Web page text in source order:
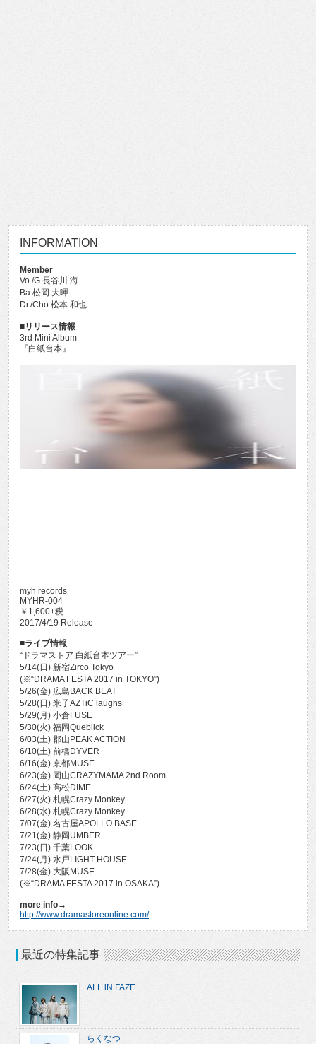
INFORMATION
Member
Vo./G.長谷川 海
Ba.松岡 大暉
Dr./Cho.松本 和也
■リリース情報
3rd Mini Album
『白紙台本』
myh records
MYHR-004
￥1,600+税
2017/4/19 Release
■ライブ情報
“ドラマストア 白紙台本ツアー”
5/14(日) 新宿Zirco Tokyo
(※“DRAMA FESTA 2017 in TOKYO”)
5/26(金) 広島BACK BEAT
5/28(日) 米子AZTiC laughs
5/29(月) 小倉FUSE
5/30(火) 福岡Queblick
6/03(土) 郡山PEAK ACTION
6/10(土) 前橋DYVER
6/16(金) 京都MUSE
6/23(金) 岡山CRAZYMAMA 2nd Room
6/24(土) 高松DIME
6/27(火) 札幌Crazy Monkey
6/28(水) 札幌Crazy Monkey
7/07(金) 名古屋APOLLO BASE
7/21(金) 静岡UMBER
7/23(日) 千葉LOOK
7/24(月) 水戸LIGHT HOUSE
7/28(金) 大阪MUSE
(※“DRAMA FESTA 2017 in OSAKA”)
more info→
http://www.dramastoreonline.com/
最近の特集記事
ALL iN FAZE
らくなつ